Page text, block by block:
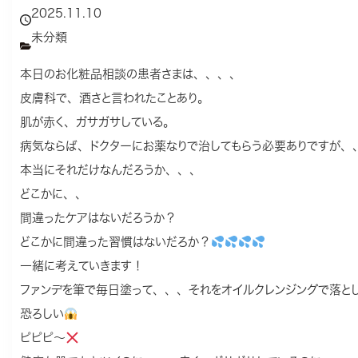
2025.11.10
未分類
本日のお化粧品相談の患者さまは、、、、
皮膚科で、酒さと言われたことあり。
肌が赤く、ガサガサしている。
病気ならば、ドクターにお薬なりで治してもらう必要ありですが、
本当にそれだけなんだろうか、、、
どこかに、、
間違ったケアはないだろうか？
どこかに間違った習慣はないだろか？
一緒に考えていきます！
ファンデを筆で毎日塗って、、、それをオイルクレンジングで落と
恐ろしい
ピピピ〜